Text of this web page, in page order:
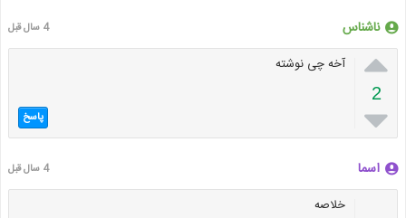
ناشناس 4 سال قبل

2

آخه چی نوشته
پاسخ
اسما 4 سال قبل
خلاصه